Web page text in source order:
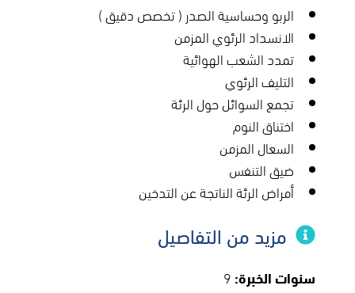
الربو وحساسية الصدر ( تخصص دقيق )
الانسداد الرئوي المزمن
تمدد الشعب الهوائية
التليف الرئوي
تجمع السوائل حول الرئة
اختناق النوم
السعال المزمن
ضيق التنفس
أمراض الرئة الناتجة عن التدخين
مزيد من التفاصيل
سنوات الخبرة:9